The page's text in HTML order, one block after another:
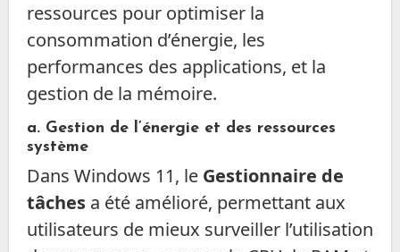
ressources pour optimiser la
consommation d’énergie, les
performances des applications, et la
gestion de la mémoire.
a. Gestion de l’énergie et des ressources
système
Dans Windows 11, le Gestionnaire de
tâchesa été amélioré, permettant aux
utilisateurs de mieux surveiller l’utilisation